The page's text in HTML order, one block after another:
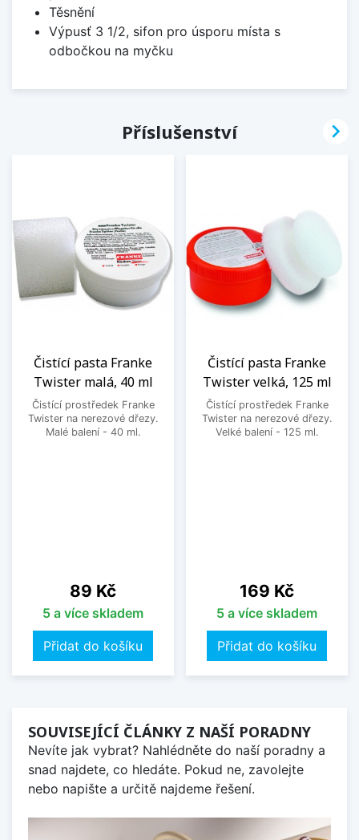
Těsnění
Výpusť 3 1/2, sifon pro úsporu místa s
odbočkou na myčku
Příslušenství
Čistící pasta Franke
Twister malá, 40 ml
Čistící prostředek Franke
Twister na nerezové dřezy.
Malé balení - 40 ml.
Cena
89 Kč
5 a více skladem
Přidat do košíku
Čistící pasta Franke
Twister velká, 125 ml
Čistící prostředek Franke
Twister na nerezové dřezy.
Velké balení - 125 ml.
Cena
169 Kč
5 a více skladem
Přidat do košíku

SOUVISEJÍCÍ ČLÁNKY Z NAŠÍ PORADNY
Nevíte jak vybrat? Nahlédněte do naší poradny a
snad najdete, co hledáte. Pokud ne, zavolejte
nebo napište a určitě najdeme řešení.